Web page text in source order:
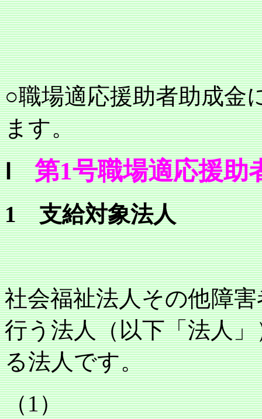
○職場適応援助者助成金
ます。
Ⅰ第1号職場適応援助
1 支給対象法人
社会福祉法人その他障
行う法人（以下「法人
る法人です。
（1）